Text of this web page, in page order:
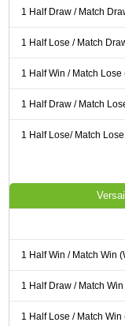
1 Half Draw / Match
1 Half Lose / Match
1 Half Win / Match Lose
1 Half Draw / Match
1 Half Lose/ Match
1 Half Win / Match Win
1 Half Draw / Match
1 Half Lose / Match Win